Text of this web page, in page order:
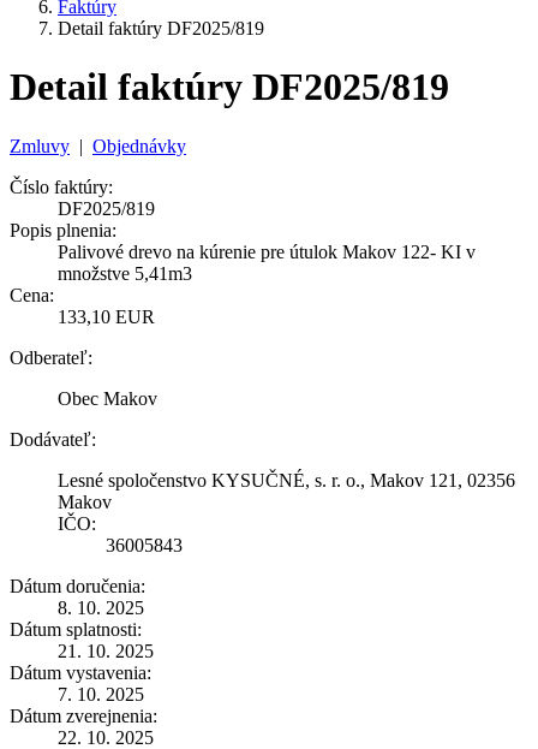
Faktúry
Detail faktúry DF2025/819
Detail faktúry DF2025/819
Zmluvy | Objednávky
Číslo faktúry:
DF2025/819
Popis plnenia:
Palivové drevo na kúrenie pre útulok Makov 122- KI v
množstve 5,41m3
Cena:
133,10 EUR
Odberateľ:
Obec Makov
Dodávateľ:
Lesné spoločenstvo KYSUČNÉ, s. r. o., Makov 121, 02356
Makov
IČO:
36005843
Dátum doručenia:
8. 10. 2025
Dátum splatnosti:
21. 10. 2025
Dátum vystavenia:
7. 10. 2025
Dátum zverejnenia:
22. 10. 2025